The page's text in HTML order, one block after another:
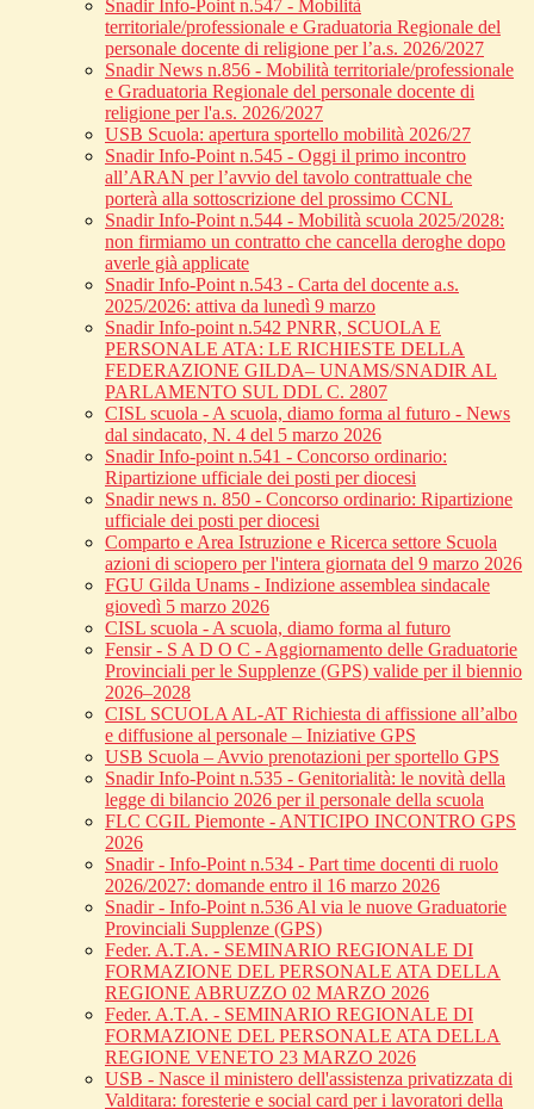
Snadir Info-Point n.547 - Mobilità
territoriale/professionale e Graduatoria Regionale del
personale docente di religione per l’a.s. 2026/2027
Snadir News n.856 - Mobilità territoriale/professionale
e Graduatoria Regionale del personale docente di
religione per l'a.s. 2026/2027
USB Scuola: apertura sportello mobilità 2026/27
Snadir Info-Point n.545 - Oggi il primo incontro
all’ARAN per l’avvio del tavolo contrattuale che
porterà alla sottoscrizione del prossimo CCNL
Snadir Info-Point n.544 - Mobilità scuola 2025/2028:
non firmiamo un contratto che cancella deroghe dopo
averle già applicate
Snadir Info-Point n.543 - Carta del docente a.s.
2025/2026: attiva da lunedì 9 marzo
Snadir Info-point n.542 PNRR, SCUOLA E
PERSONALE ATA: LE RICHIESTE DELLA
FEDERAZIONE GILDA– UNAMS/SNADIR AL
PARLAMENTO SUL DDL C. 2807
CISL scuola - A scuola, diamo forma al futuro - News
dal sindacato, N. 4 del 5 marzo 2026
Snadir Info-point n.541 - Concorso ordinario:
Ripartizione ufficiale dei posti per diocesi
Snadir news n. 850 - Concorso ordinario: Ripartizione
ufficiale dei posti per diocesi
Comparto e Area Istruzione e Ricerca settore Scuola
azioni di sciopero per l'intera giornata del 9 marzo 2026
FGU Gilda Unams - Indizione assemblea sindacale
giovedì 5 marzo 2026
CISL scuola - A scuola, diamo forma al futuro
Fensir - S A D O C - Aggiornamento delle Graduatorie
Provinciali per le Supplenze (GPS) valide per il biennio
2026–2028
CISL SCUOLA AL-AT Richiesta di affissione all’albo
e diffusione al personale – Iniziative GPS
USB Scuola – Avvio prenotazioni per sportello GPS
Snadir Info-Point n.535 - Genitorialità: le novità della
legge di bilancio 2026 per il personale della scuola
FLC CGIL Piemonte - ANTICIPO INCONTRO GPS
2026
Snadir - Info-Point n.534 - Part time docenti di ruolo
2026/2027: domande entro il 16 marzo 2026
Snadir - Info-Point n.536 Al via le nuove Graduatorie
Provinciali Supplenze (GPS)
Feder. A.T.A. - SEMINARIO REGIONALE DI
FORMAZIONE DEL PERSONALE ATA DELLA
REGIONE ABRUZZO 02 MARZO 2026
Feder. A.T.A. - SEMINARIO REGIONALE DI
FORMAZIONE DEL PERSONALE ATA DELLA
REGIONE VENETO 23 MARZO 2026
USB - Nasce il ministero dell'assistenza privatizzata di
Valditara: foresterie e social card per i lavoratori della